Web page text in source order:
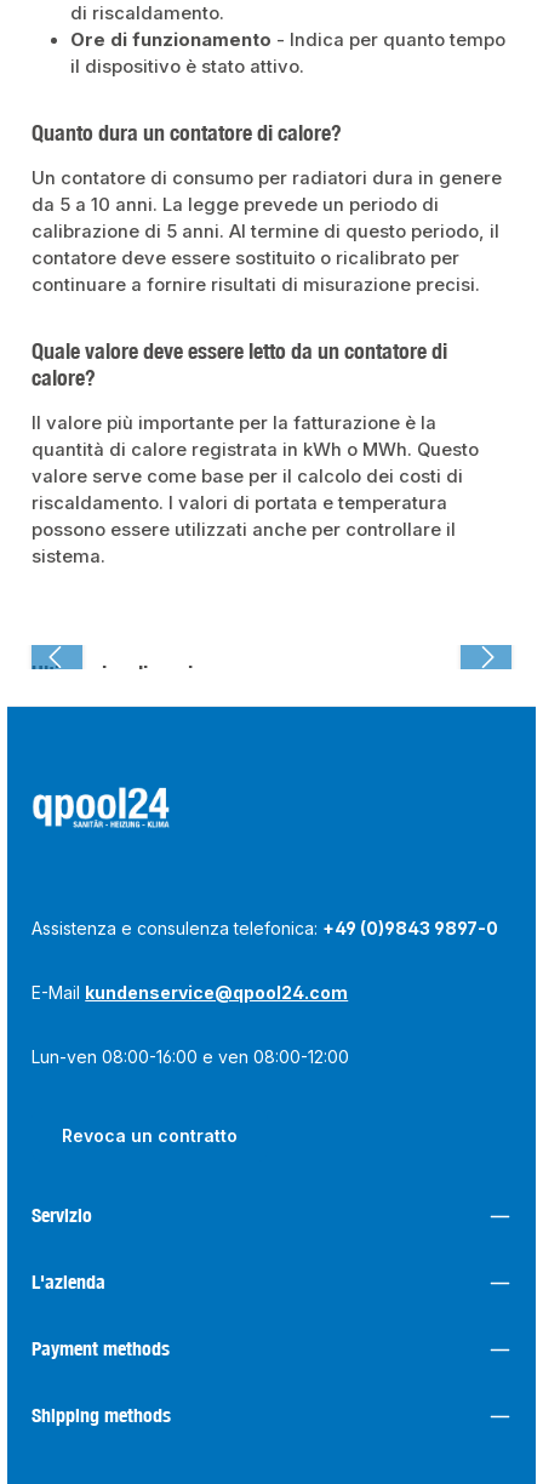
di riscaldamento.
Ore di funzionamento - Indica per quanto tempo
il dispositivo è stato attivo.
Quanto dura un contatore di calore?
Un contatore di consumo per radiatori dura in genere
da 5 a 10 anni. La legge prevede un periodo di
calibrazione di 5 anni. Al termine di questo periodo, il
contatore deve essere sostituito o ricalibrato per
continuare a fornire risultati di misurazione precisi.
Quale valore deve essere letto da un contatore di
calore?
Il valore più importante per la fatturazione è la
quantità di calore registrata in kWh o MWh. Questo
valore serve come base per il calcolo dei costi di
riscaldamento. I valori di portata e temperatura
possono essere utilizzati anche per controllare il
sistema.
Ultima visualizzazione:
Assistenza e consulenza telefonica: +49 (0)9843 9897-0
E-Mail kundenservice@qpool24.com
Lun-ven 08:00-16:00 e ven 08:00-12:00
Revoca un contratto
Servizio
L'azienda
Payment methods
Shipping methods